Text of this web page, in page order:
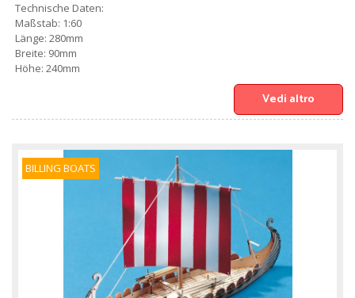
Technische Daten:
Maßstab: 1:60
Länge: 280mm
Breite: 90mm
Höhe: 240mm
Vedi altro
BILLING BOATS